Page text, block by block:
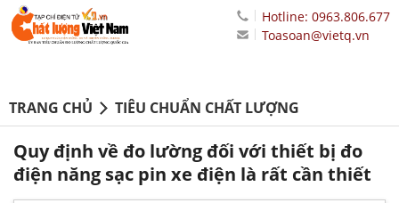
Hotline: 0963.806.677
Toasoan@vietq.vn
TRANG CHỦ TIÊU CHUẨN CHẤT LƯỢNG
Quy định về đo lường đối với thiết bị đo
điện năng sạc pin xe điện là rất cần thiết